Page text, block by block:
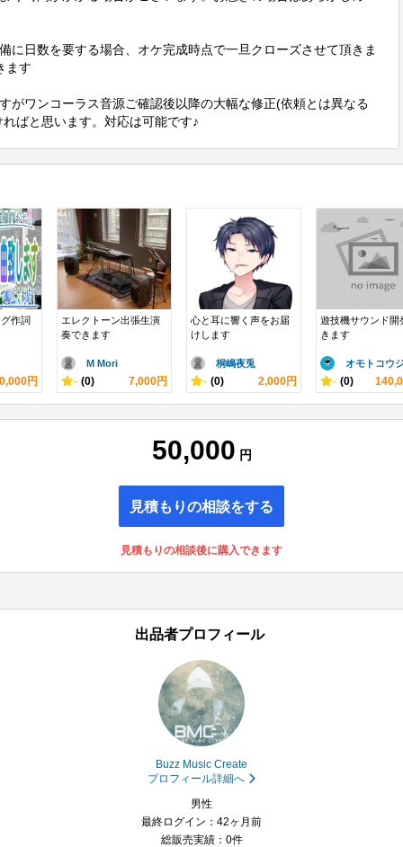
日数を要する場合、オケ完成時点で一旦クローズさせて頂きま
ます
がワンコーラス音源ご確認後以降の大幅な修正(依頼とは異なる
ばと思います。対応は可能です♪
作詞
円
エレクトーン出張生演
奏できます
M Mori
- (0) 7,000円
心と耳に響く声をお届
けします
桐嶋夜兎
- (0) 2,000円
遊技機サウンド開
きます
オモトコウ
- (0)
50,000 円
見積もりの相談をする
見積もりの相談後に購入できます
出品者プロフィール
Buzz Music Create
プロフィール詳細へ
男性
最終ログイン：42ヶ月前
総販売実績：0件